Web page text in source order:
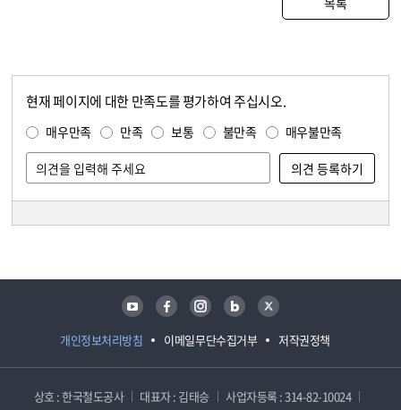
현재 페이지에 대한 만족도를 평가하여 주십시오.
매우만족 만족 보통 불만족 매우불만족
개인정보처리방침 이메일무단수집거부 저작권정책
유튜브 페이스북 인스타그램 블로그 트위터
상호 : 한국철도공사 대표자 : 김태승
사업자등록 : 314-82-10024